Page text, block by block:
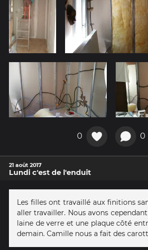
0 0
21 août 2017
Lundi c'est de l'enduit
Les filles ont travaillé aux finitions
aller travailler. Nous avons
laine de verre et une plaque côté
demain. Camille nous a fait des